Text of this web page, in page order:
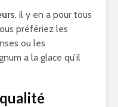
, il y en a pour tous
préfériez les
ou les
a la glace qu’il